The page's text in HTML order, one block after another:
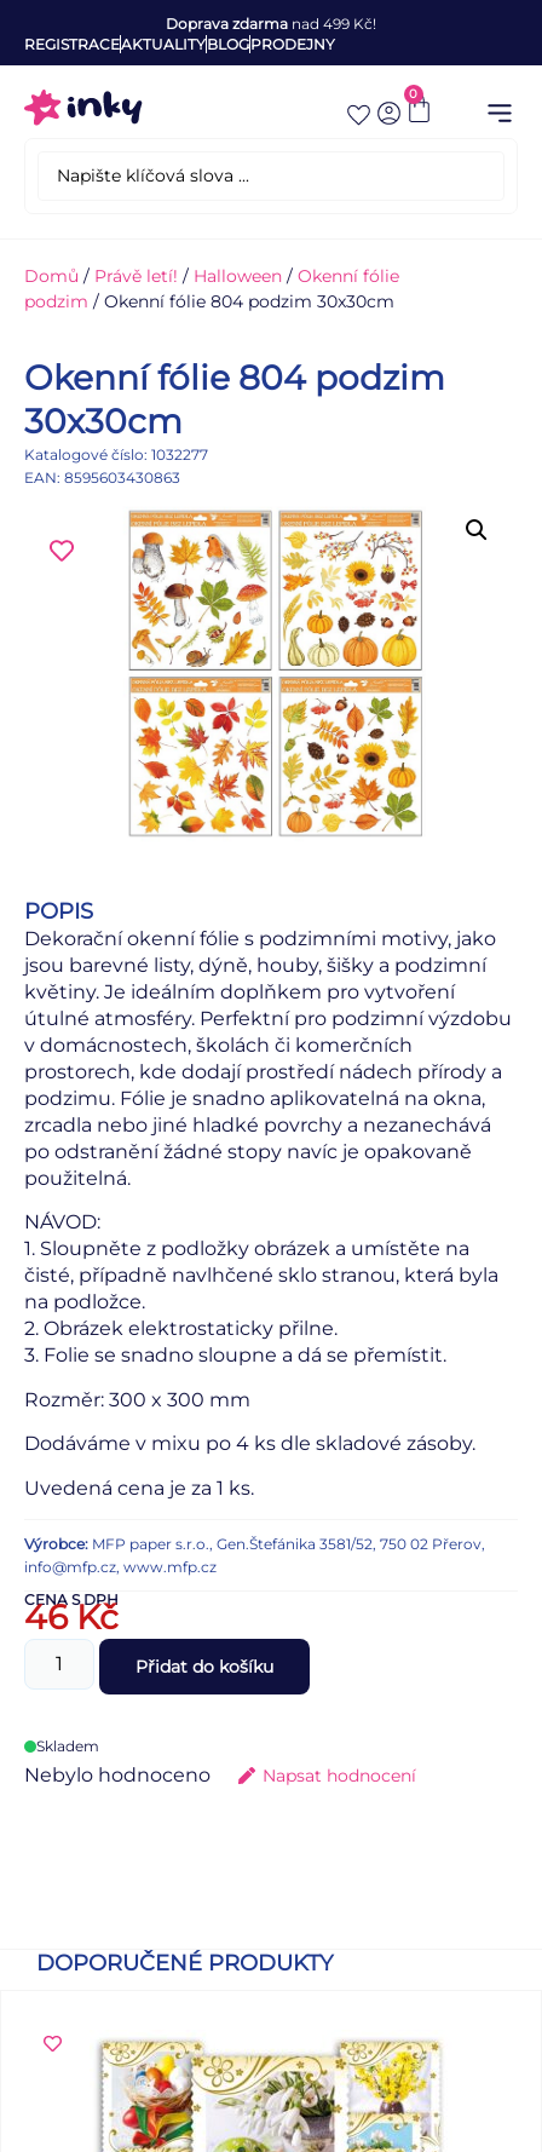
Doprava zdarma nad 499 Kč!
REGISTRACEAKTUALITYBLOGPRODEJNY
0
Domů / Právě letí! / Halloween / Okenní fólie
podzim / Okenní fólie 804 podzim 30x30cm
Okenní fólie 804 podzim
30x30cm
Katalogové číslo: 1032277
EAN: 8595603430863
POPIS
Dekorační okenní fólie s podzimními motivy, jako
jsou barevné listy, dýně, houby, šišky a podzimní
květiny. Je ideálním doplňkem pro vytvoření
útulné atmosféry. Perfektní pro podzimní výzdobu
v domácnostech, školách či komerčních
prostorech, kde dodají prostředí nádech přírody a
podzimu. Fólie je snadno aplikovatelná na okna,
zrcadla nebo jiné hladké povrchy a nezanechává
po odstranění žádné stopy navíc je opakovaně
použitelná.
NÁVOD:
1. Sloupněte z podložky obrázek a umístěte na
čisté, případně navlhčené sklo stranou, která byla
na podložce.
2. Obrázek elektrostaticky přilne.
3. Folie se snadno sloupne a dá se přemístit.
Rozměr: 300 x 300 mm
Dodáváme v mixu po 4 ks dle skladové zásoby.
Uvedená cena je za 1 ks.
Výrobce: MFP paper s.r.o., Gen.Štefánika 3581/52, 750 02 Přerov,
info@mfp.cz, www.mfp.cz
CENA S DPH
46Kč
Přidat do košíku
Skladem
Nebylo hodnoceno Napsat hodnocení
DOPORUČENÉ PRODUKTY